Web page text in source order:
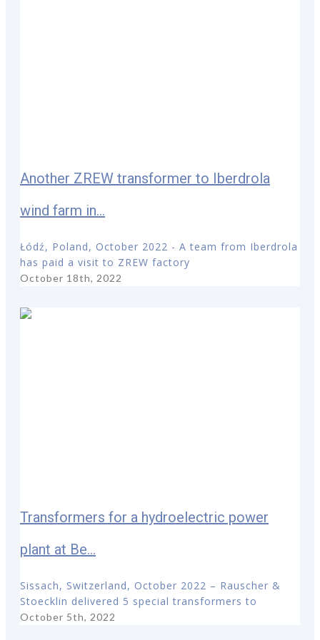
Another ZREW transformer to Iberdrola
wind farm in...
Łódź, Poland, October 2022 - A team from Iberdrola
has paid a visit to ZREW factory
October 18th, 2022
Transformers for a hydroelectric power
plant at Be...
Sissach, Switzerland, October 2022 – Rauscher &
Stoecklin delivered 5 special transformers to
October 5th, 2022